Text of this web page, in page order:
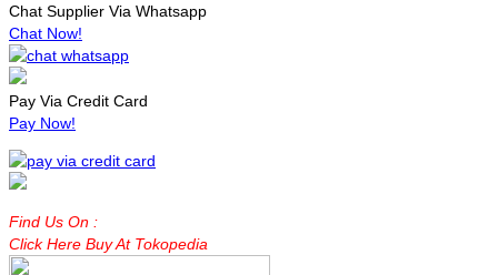
Chat Supplier Via Whatsapp
Chat Now!
Pay Via Credit Card
Pay Now!
Find Us On :
Click Here Buy At Tokopedia